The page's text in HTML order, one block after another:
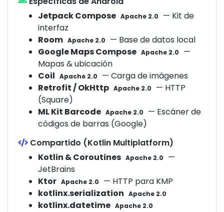
Jetpack Compose Apache 2.0
— Kit de
interfaz
Room Apache 2.0
— Base de datos local
Google Maps Compose Apache 2.0
—
Mapas & ubicación
Coil Apache 2.0
— Carga de imágenes
Retrofit / OkHttp Apache 2.0
— HTTP
(Square)
ML Kit Barcode Apache 2.0
— Escáner de
códigos de barras (Google)
Compartido (Kotlin Multiplatform)
Kotlin & Coroutines Apache 2.0
—
JetBrains
Ktor Apache 2.0
— HTTP para KMP
kotlinx.serialization Apache 2.0
kotlinx.datetime Apache 2.0